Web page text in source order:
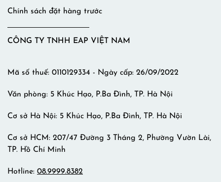
Chính sách đặt hàng trước
CÔNG TY TNHH EAP VIỆT NAM
Mã số thuế: 0110129334 - Ngày cấp: 26/09/2022
Văn phòng: 5 Khúc Hạo, P.Ba Đình, TP. Hà Nội
Cơ sở Hà Nội: 5 Khúc Hạo, P.Ba Đình, TP. Hà Nội
Cơ sở HCM: 207/47 Đường 3 Tháng 2, Phường Vườn Lài,
TP. Hồ Chí Minh
Hotline: 08.9999.8382